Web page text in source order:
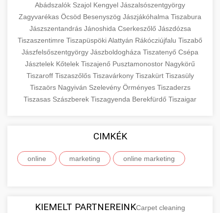
Abádszalók Szajol Kengyel Jászalsószentgyörgy
Zagyvarékas Öcsöd Besenyszög Jászjákóhalma Tiszabura
Jászszentandrás Jánoshida Cserkeszőlő Jászdózsa
Tiszaszentimre TiszapüspökiAlattyán Rákócziújfalu Tiszabő
Jászfelsőszentgyörgy Jászboldogháza Tiszatenyő Csépa
Jásztelek Kőtelek Tiszajenő Pusztamonostor Nagykörű
Tiszaroff Tiszaszőlős Tiszavárkony Tiszakürt Tiszasüly
Tiszaörs Nagyiván Szelevény Örményes Tiszaderzs
Tiszasas Szászberek Tiszagyenda Berekfürdő Tiszaigar
CIMKÉK
online marketing online marketing
KIEMELT PARTNEREINKCarpet cleaning